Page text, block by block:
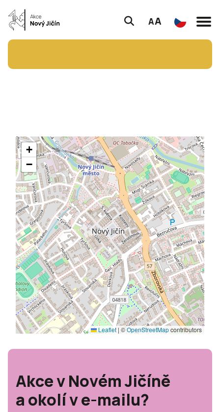
AA
+
−
Leaflet |©OpenStreetMapcontributors
Akce v Novém Jičíně
a okolí v e-mailu?